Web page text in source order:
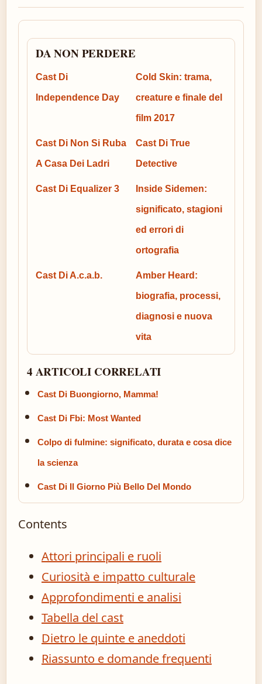
DA NON PERDERE
Cast Di
Independence Day
Cold Skin: trama,
creature e finale del
film 2017
Cast Di Non Si Ruba
A Casa Dei Ladri
Cast Di True
Detective
Cast Di Equalizer 3 Inside Sidemen:
significato, stagioni
ed errori di
ortografia
Cast Di A.c.a.b. Amber Heard:
biografia, processi,
diagnosi e nuova
vita
4 ARTICOLI CORRELATI
Cast Di Buongiorno, Mamma!
Cast Di Fbi: Most Wanted
Colpo di fulmine: significato, durata e cosa dice
la scienza
Cast Di Il Giorno Più Bello Del Mondo
Contents
Attori principali e ruoli
Curiosità e impatto culturale
Approfondimenti e analisi
Tabella del cast
Dietro le quinte e aneddoti
Riassunto e domande frequenti